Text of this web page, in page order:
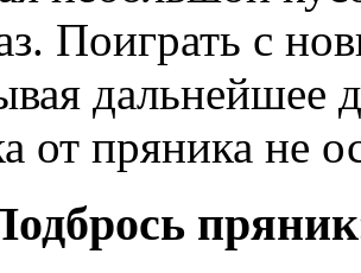
Поиграть с
дальнейшее
от пряника не